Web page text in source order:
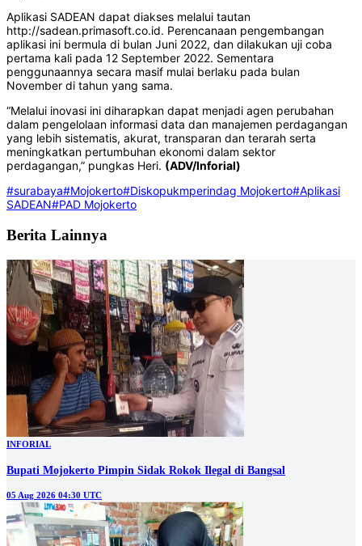
Aplikasi SADEAN dapat diakses melalui tautan
http://sadean.primasoft.co.id. Perencanaan pengembangan
aplikasi ini bermula di bulan Juni 2022, dan dilakukan uji coba
pertama kali pada 12 September 2022. Sementara
penggunaannya secara masif mulai berlaku pada bulan
November di tahun yang sama.
“Melalui inovasi ini diharapkan dapat menjadi agen perubahan
dalam pengelolaan informasi data dan manajemen perdagangan
yang lebih sistematis, akurat, transparan dan terarah serta
meningkatkan pertumbuhan ekonomi dalam sektor
perdagangan,” pungkas Heri. (ADV/Inforial)
#surabaya#Mojokerto#Diskopukmperindag Mojokerto#Aplikasi
SADEAN#PAD Mojokerto
Berita Lainnya
INFORIAL
Bupati Mojokerto Pimpin Sidak Rokok Ilegal di Bangsal
05 Aug 2026 04:30 UTC